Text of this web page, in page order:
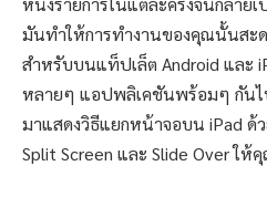
มันทำให้การทำงานของคุณนั้นสะ
สำหรับบนแท็ปเล็ต Android และ
หลายๆ แอปพลิเคชันพร้อมๆ กันไ
มาแสดงวิธีแยกหน้าจอบน iPad ด้
Split Screen และ Slide Over ให้